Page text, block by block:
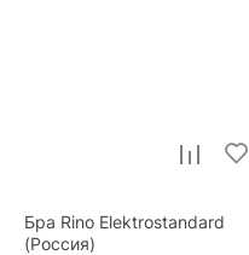
Бра Rino Elektrostandard
(Россия)